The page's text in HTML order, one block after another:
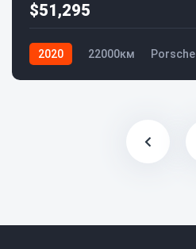
$51,295
2020 22000км Porsche